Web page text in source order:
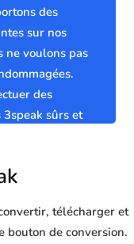
des
sur nos
ne voulons pas
des
sûrs et
télécharger et
bouton de conversion.